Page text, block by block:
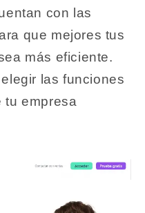
con las
que mejores tus
más eficiente.
las funciones
tu empresa